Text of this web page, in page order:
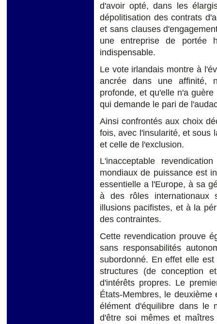
d'avoir opté, dans les
dépolitisation des contrats
et sans clauses
une entreprise de portée
indispensable.
Le vote irlandais montre à
ancrée dans une affinité,
profonde, et qu'elle n'a
qui demande le pari de
Ainsi confrontés aux choix
fois, avec l'insularité, et sous
et celle de l'exclusion.
L'inacceptable
mondiaux de puissance est
essentielle a l'Europe, à sa
à des rôles internationaux
illusions pacifistes, et à la
des contraintes.
Cette revendication prouve
sans responsabilités
subordonné. En effet elle
structures (de conception
d'intérêts propres. Le
États-Membres, le
élément d'équilibre dans le
d'être soi mêmes et